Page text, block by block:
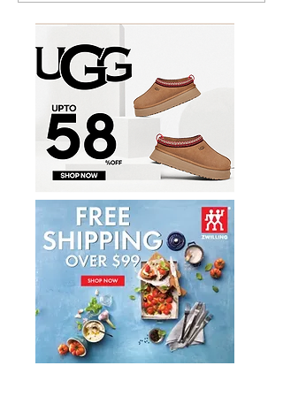
20+28寸 黑色拉杆行李箱2
件套1.7折